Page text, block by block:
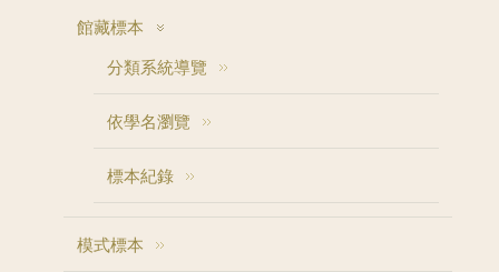
館藏標本
分類系統導覽
依學名瀏覽
標本紀錄
模式標本